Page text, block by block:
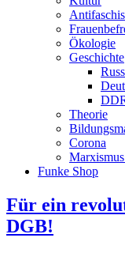
Ökologie
Geschichte
Theorie
Corona
Funke Shop
Für ein
DGB!